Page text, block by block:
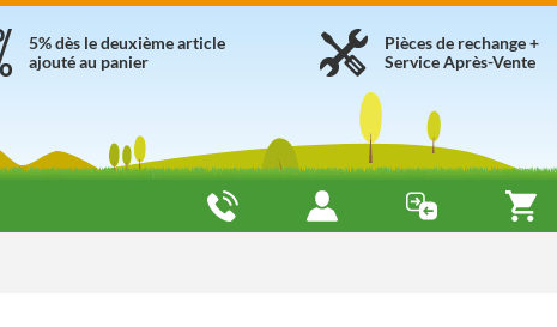
Pièces de rechange +
Service Après-Vente
5% dès le deuxième article
ajouté au panier